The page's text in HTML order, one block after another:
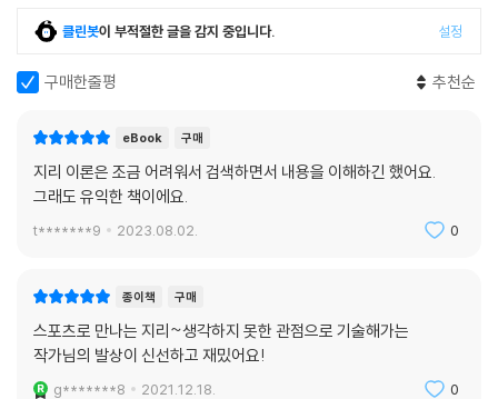
점이 있는지, 래프팅 명소는 어떤 공통된 특징을 갖고 있는지, 동계올림픽
개최지는 어떤 조건을 갖추어야 하는지 살피다 보면 여러 지역을 비교하고
유추하는 지리적 사고력을 키울 수 있다.
유라시아 대륙 서쪽 해안의 영국 프리미어리그와 대륙 동쪽 해안의 K리그
의 시즌 기간도 ‘기후’로 풀 수 있습니다. 모두 북반구 중위도에 위치해 계
절이 같지만, 기후 특징으로 인해 경기 시즌은 정반대지요. 여기엔 탁월풍
이 관여합니다. 유라시아 대륙 서안은 연중 바다에서 불어오는 습윤한 편
을 받아 땅이 얼 정도로 춥습니다. 이렇게 보니 우리나라에 유독 인조 잔디
구장이 많은 이유를 알겠지요?
- [축구의 요람, 고기 습곡 산지] 중에서(77쪽)
클린봇이 부적절한 글을 감지 중입니다. 설정
구매한줄평 추천순
eBook 구매
지리 이론은 조금 어려워서 검색하면서 내용을 이해하긴 했어요.
그래도 유익한 책이에요.
t*******9 2023.08.02. 0
종이책 구매
스포츠로 만나는 지리~생각하지 못한 관점으로 기술해가는
작가님의 발상이 신선하고 재밌어요!
g*******8 2021.12.18. 0